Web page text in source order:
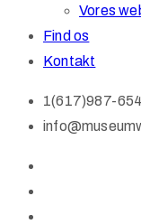
Vores
Find os
Kontakt
1(617)987-